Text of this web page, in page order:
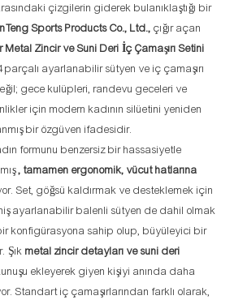
çizgilerin giderek bulanıklaştığı bir
Sports Products Co., Ltd., çığır açan
Metal Zincir ve Suni Deri İç Çamaşırı Setini
parçalı ayarlanabilir sütyen ve iç çamaşırı
gece kulüpleri, randevu geceleri ve
için modern kadının silüetini yeniden
bir özgüven ifadesidir.
formunu benzersiz bir hassasiyetle
, tamamen ergonomik, vücut hatlarına
Set, göğsü kaldırmak ve desteklemek için
ayarlanabilir balenli sütyen de dahil olmak
konfigürasyona sahip olup, büyüleyici bir
Şık metal zincir detayları ve suni deri
ekleyerek giyen kişiyi anında daha
Standart iç çamaşırlarından farklı olarak,